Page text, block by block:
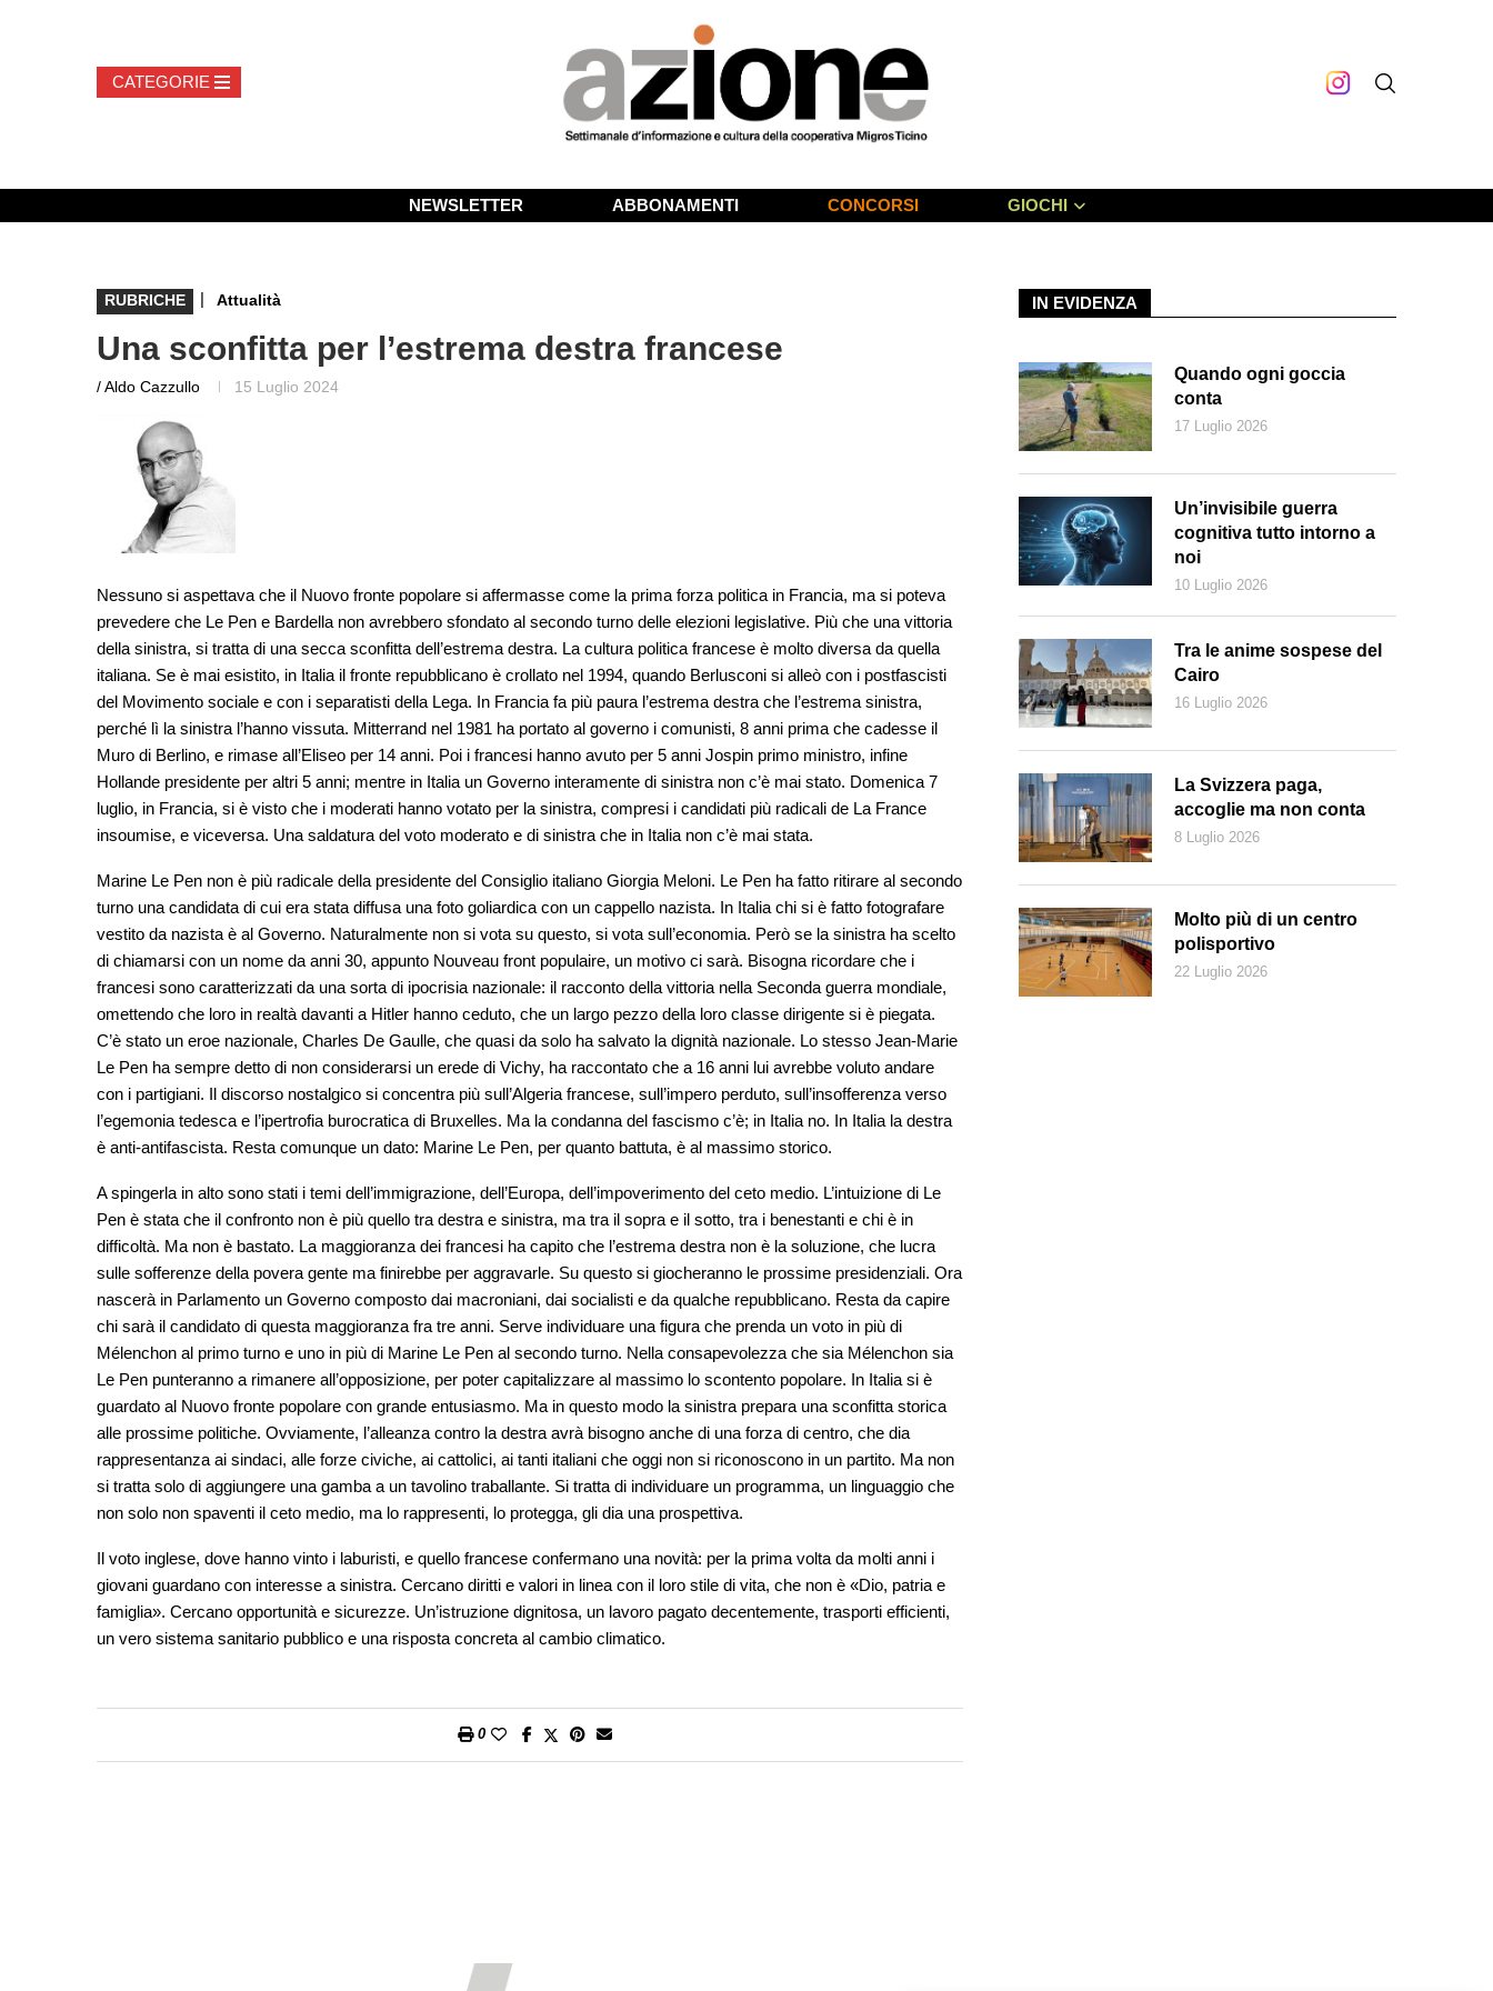
NEWSLETTER ABBONAMENTI CONCORSI GIOCHI
RUBRICHE | Attualità
Una sconfitta per l’estrema destra francese
/ Aldo Cazzullo 15 Luglio 2024
Nessuno si aspettava che il Nuovo fronte popolare si affermasse come la prima forza politica in Francia, ma si poteva
prevedere che Le Pen e Bardella non avrebbero sfondato al secondo turno delle elezioni legislative. Più che una vittoria
della sinistra, si tratta di una secca sconfitta dell’estrema destra. La cultura politica francese è molto diversa da quella
italiana. Se è mai esistito, in Italia il fronte repubblicano è crollato nel 1994, quando Berlusconi si alleò con i postfascisti
del Movimento sociale e con i separatisti della Lega. In Francia fa più paura l’estrema destra che l’estrema sinistra,
perché lì la sinistra l’hanno vissuta. Mitterrand nel 1981 ha portato al governo i comunisti, 8 anni prima che cadesse il
Muro di Berlino, e rimase all’Eliseo per 14 anni. Poi i francesi hanno avuto per 5 anni Jospin primo ministro, infine
Hollande presidente per altri 5 anni; mentre in Italia un Governo interamente di sinistra non c’è mai stato. Domenica 7
luglio, in Francia, si è visto che i moderati hanno votato per la sinistra, compresi i candidati più radicali de La France
insoumise, e viceversa. Una saldatura del voto moderato e di sinistra che in Italia non c’è mai stata.
Marine Le Pen non è più radicale della presidente del Consiglio italiano Giorgia Meloni. Le Pen ha fatto ritirare al secondo
turno una candidata di cui era stata diffusa una foto goliardica con un cappello nazista. In Italia chi si è fatto fotografare
vestito da nazista è al Governo. Naturalmente non si vota su questo, si vota sull’economia. Però se la sinistra ha scelto
di chiamarsi con un nome da anni 30, appunto Nouveau front populaire, un motivo ci sarà. Bisogna ricordare che i
francesi sono caratterizzati da una sorta di ipocrisia nazionale: il racconto della vittoria nella Seconda guerra mondiale,
omettendo che loro in realtà davanti a Hitler hanno ceduto, che un largo pezzo della loro classe dirigente si è piegata.
C’è stato un eroe nazionale, Charles De Gaulle, che quasi da solo ha salvato la dignità nazionale. Lo stesso Jean-Marie
Le Pen ha sempre detto di non considerarsi un erede di Vichy, ha raccontato che a 16 anni lui avrebbe voluto andare
con i partigiani. Il discorso nostalgico si concentra più sull’Algeria francese, sull’impero perduto, sull’insofferenza verso
l’egemonia tedesca e l’ipertrofia burocratica di Bruxelles. Ma la condanna del fascismo c’è; in Italia no. In Italia la destra
è anti-antifascista. Resta comunque un dato: Marine Le Pen, per quanto battuta, è al massimo storico.
A spingerla in alto sono stati i temi dell’immigrazione, dell’Europa, dell’impoverimento del ceto medio. L’intuizione di Le
Pen è stata che il confronto non è più quello tra destra e sinistra, ma tra il sopra e il sotto, tra i benestanti e chi è in
difficoltà. Ma non è bastato. La maggioranza dei francesi ha capito che l’estrema destra non è la soluzione, che lucra
sulle sofferenze della povera gente ma finirebbe per aggravarle. Su questo si giocheranno le prossime presidenziali. Ora
nascerà in Parlamento un Governo composto dai macroniani, dai socialisti e da qualche repubblicano. Resta da capire
chi sarà il candidato di questa maggioranza fra tre anni. Serve individuare una figura che prenda un voto in più di
Mélenchon al primo turno e uno in più di Marine Le Pen al secondo turno. Nella consapevolezza che sia Mélenchon sia
Le Pen punteranno a rimanere all’opposizione, per poter capitalizzare al massimo lo scontento popolare. In Italia si è
guardato al Nuovo fronte popolare con grande entusiasmo. Ma in questo modo la sinistra prepara una sconfitta storica
alle prossime politiche. Ovviamente, l’alleanza contro la destra avrà bisogno anche di una forza di centro, che dia
rappresentanza ai sindaci, alle forze civiche, ai cattolici, ai tanti italiani che oggi non si riconoscono in un partito. Ma non
si tratta solo di aggiungere una gamba a un tavolino traballante. Si tratta di individuare un programma, un linguaggio che
non solo non spaventi il ceto medio, ma lo rappresenti, lo protegga, gli dia una prospettiva.
Il voto inglese, dove hanno vinto i laburisti, e quello francese confermano una novità: per la prima volta da molti anni i
giovani guardano con interesse a sinistra. Cercano diritti e valori in linea con il loro stile di vita, che non è «Dio, patria e
famiglia». Cercano opportunità e sicurezze. Un’istruzione dignitosa, un lavoro pagato decentemente, trasporti efficienti,
un vero sistema sanitario pubblico e una risposta concreta al cambio climatico.
0
IN EVIDENZA
Quando ogni goccia
conta
17 Luglio 2026
Un’invisibile guerra
cognitiva tutto intorno a
noi
10 Luglio 2026
Tra le anime sospese del
Cairo
16 Luglio 2026
La Svizzera paga,
accoglie ma non conta
8 Luglio 2026
Molto più di un centro
polisportivo
22 Luglio 2026